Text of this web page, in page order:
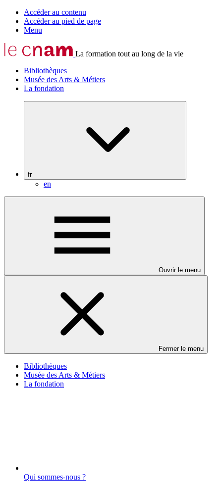
Accéder au contenu
Accéder au pied de page
Menu
La formation tout au long de la vie
Bibliothèques
Musée des Arts & Métiers
La fondation
fr
en
Ouvrir le menu
Fermer le menu
Bibliothèques
Musée des Arts & Métiers
La fondation
Qui sommes-nous ?